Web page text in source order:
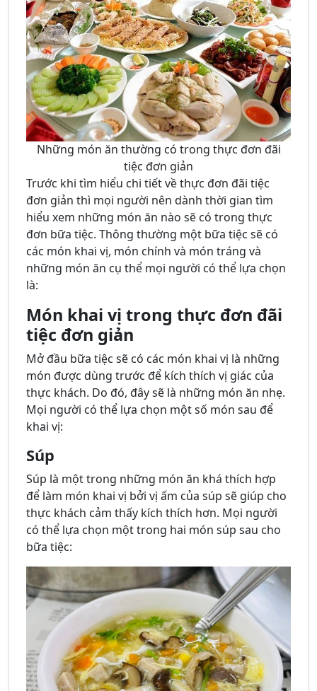
Những món ăn thường có trong thực đơn đãi
tiệc đơn giản
Trước khi tìm hiểu chi tiết về thực đơn đãi tiệc
đơn giản thì mọi người nên dành thời gian tìm
hiểu xem những món ăn nào sẽ có trong thực
đơn bữa tiệc. Thông thường một bữa tiệc sẽ có
các món khai vị, món chính và món tráng và
những món ăn cụ thể mọi người có thể lựa chọn
là:
Món khai vị trong thực đơn đãi
tiệc đơn giản
Mở đầu bữa tiệc sẽ có các món khai vị là những
món được dùng trước để kích thích vị giác của
thực khách. Do đó, đây sẽ là những món ăn nhẹ.
Mọi người có thể lựa chọn một số món sau để
khai vị:
Súp
Súp là một trong những món ăn khá thích hợp
để làm món khai vị bởi vị ấm của súp sẽ giúp cho
thực khách cảm thấy kích thích hơn. Mọi người
có thể lựa chọn một trong hai món súp sau cho
bữa tiệc: